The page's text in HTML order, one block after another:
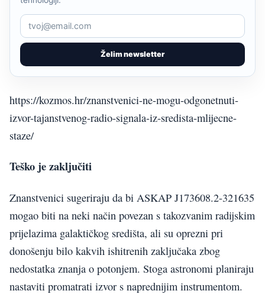
Želim newsletter
https://kozmos.hr/znanstvenici-ne-mogu-odgonetnuti-
izvor-tajanstvenog-radio-signala-iz-sredista-mlijecne-
staze/
Teško je zaključiti
Znanstvenici sugeriraju da bi ASKAP J173608.2-321635
mogao biti na neki način povezan s takozvanim radijskim
prijelazima galaktičkog središta, ali su oprezni pri
donošenju bilo kakvih ishitrenih zaključaka zbog
nedostatka znanja o potonjem. Stoga astronomi planiraju
nastaviti promatrati izvor s naprednijim instrumentom.